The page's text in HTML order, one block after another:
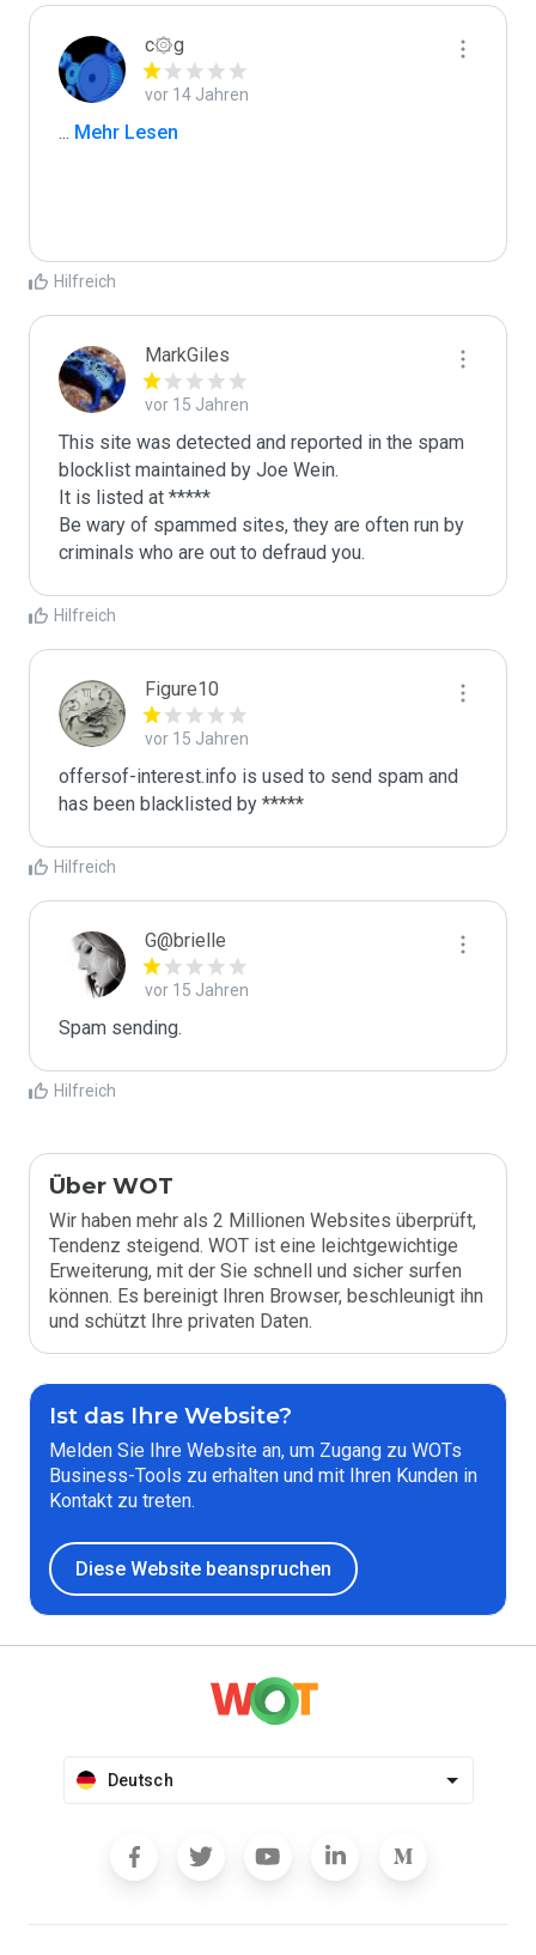
c۞g
vor 14 Jahren
... Mehr Lesen
Hilfreich
MarkGiles
vor 15 Jahren
This site was detected and reported in the spam
blocklist maintained by Joe Wein.
It is listed at *****
Be wary of spammed sites, they are often run by
criminals who are out to defraud you.
Hilfreich
Figure10
vor 15 Jahren
offersof-interest.info is used to send spam and
has been blacklisted by *****
Hilfreich
G@brielle
vor 15 Jahren
Spam sending.
Hilfreich
Über WOT
Wir haben mehr als 2 Millionen Websites überprüft,
Tendenz steigend. WOT ist eine leichtgewichtige
Erweiterung, mit der Sie schnell und sicher surfen
können. Es bereinigt Ihren Browser, beschleunigt ihn
und schützt Ihre privaten Daten.
Ist das Ihre Website?
Melden Sie Ihre Website an, um Zugang zu WOTs
Business-Tools zu erhalten und mit Ihren Kunden in
Kontakt zu treten.
Diese Website beanspruchen
Deutsch